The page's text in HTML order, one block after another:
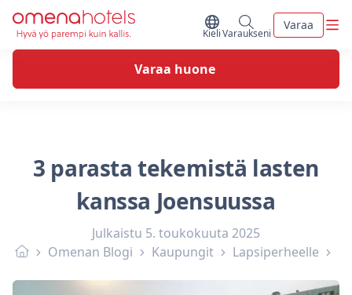
Skip to content
Vaihda kieltä
Kieli Minun varaukseni
Varaukseni
Varaa
Varaa huone
3 parasta tekemistä lasten
kanssa Joensuussa
Julkaistu 5. toukokuuta 2025
Omenan Blogi
Kaupungit Lapsiperheelle